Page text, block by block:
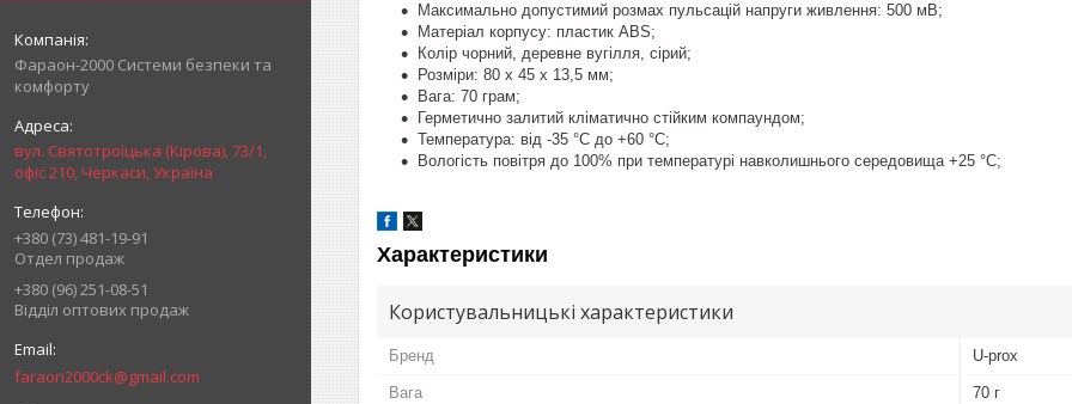
Фараон-2000 Системи безпеки та
комфорту
вул. Святотроїцька (Кірова), 73/1,
офіс 210, Черкаси, Україна
+380 (73) 481-19-91
Отдел продаж
+380 (96) 251-08-51
Відділ оптових продаж
faraon2000ck@gmail.com
Максимально допустимий розмах пульсацій напруги живлення: 500 мВ;
Матеріал корпусу: пластик ABS;
Колір чорний, деревне вугілля, сірий;
Розміри: 80 х 45 х 13,5 мм;
Вага: 70 грам;
Герметично залитий кліматично стійким компаундом;
Температура: від -35 °С до +60 °С;
Вологість повітря до 100% при температурі навколишнього середовища +25 °С;
Характеристики
Користувальницькі характеристики
Бренд U-prox
Вага 70 г